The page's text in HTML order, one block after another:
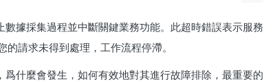
據採集過程並中斷關鍵業務功能。此超時錯誤表示服務
請求未得到處理，工作流程停滯。
什麼會發生，如何有效地對其進行故障排除，最重要的